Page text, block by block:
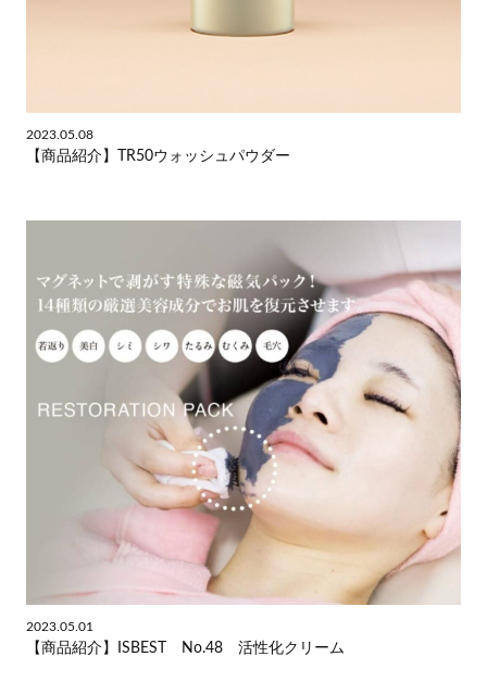
2023.05.08
【商品紹介】TR50ウォッシュパウダー
2023.05.01
【商品紹介】ISBEST No.48 活性化クリーム